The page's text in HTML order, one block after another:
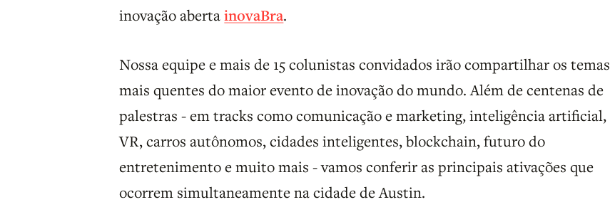
inovação abertainovaBra.
Nossa equipe e mais de 15 colunistas convidados irão compartilhar os temas
mais quentes do maior evento de inovação do mundo. Além de centenas de
palestras - em tracks como comunicação e marketing, inteligência artificial,
VR, carros autônomos, cidades inteligentes, blockchain, futuro do
entretenimento e muito mais - vamos conferir as principais ativações que
ocorrem simultaneamente na cidade de Austin.